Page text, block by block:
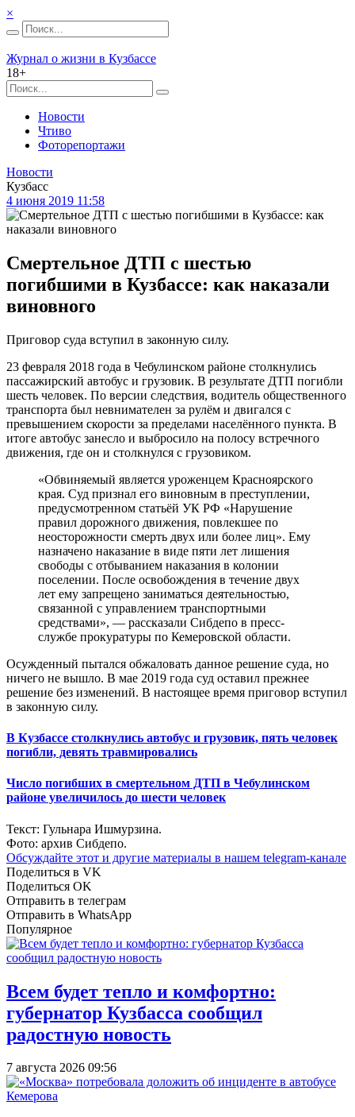
×
Журнал о жизни в Кузбассе
18+
Новости
Чтиво
Фоторепортажи
Новости
Кузбасс
4 июня 2019 11:58
Смертельное ДТП с шестью
погибшими в Кузбассе: как наказали
виновного
Приговор суда вступил в законную силу.
23 февраля 2018 года в Чебулинском районе столкнулись
пассажирский автобус и грузовик. В результате ДТП погибли
шесть человек. По версии следствия, водитель общественного
транспорта был невнимателен за рулём и двигался с
превышением скорости за пределами населённого пункта. В
итоге автобус занесло и выбросило на полосу встречного
движения, где он и столкнулся с грузовиком.
«Обвиняемый является уроженцем Красноярского
края. Суд признал его виновным в преступлении,
предусмотренном статьёй УК РФ «Нарушение
правил дорожного движения, повлекшее по
неосторожности смерть двух или более лиц». Ему
назначено наказание в виде пяти лет лишения
свободы с отбыванием наказания в колонии
поселении. После освобождения в течение двух
лет ему запрещено заниматься деятельностью,
связанной с управлением транспортными
средствами», — рассказали Сибдепо в пресс-
службе прокуратуры по Кемеровской области.
Осужденный пытался обжаловать данное решение суда, но
ничего не вышло. В мае 2019 года суд оставил прежнее
решение без изменений. В настоящее время приговор вступил
в законную силу.
В Кузбассе столкнулись автобус и грузовик, пять человек
погибли, девять травмировались
Число погибших в смертельном ДТП в Чебулинском
районе увеличилось до шести человек
Текст: Гульнара Ишмурзина.
Фото: архив Сибдепо.
Обсуждайте этот и другие материалы в нашем telegram-канале
Поделиться в VK
Поделиться OK
Отправить в телеграм
Отправить в WhatsApp
Популярное
Всем будет тепло и комфортно:
губернатор Кузбасса сообщил
радостную новость
7 августа 2026 09:56